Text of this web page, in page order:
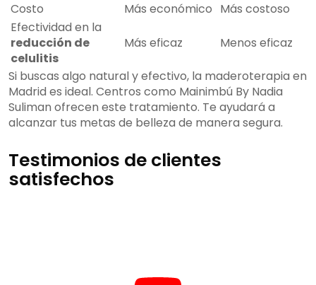
Costo
Más económico Más costoso
Efectividad en la
reducción de
celulitis
Más eficaz Menos eficaz
Si buscas algo natural y efectivo, la maderoterapia en
Madrid es ideal. Centros como Mainimbú By Nadia
Suliman ofrecen este tratamiento. Te ayudará a
alcanzar tus metas de belleza de manera segura.
Testimonios de clientes
satisfechos